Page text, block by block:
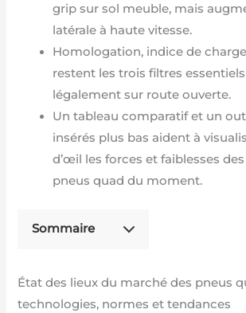
grip sur sol meuble, mais
latérale à haute vitesse.
Homologation, indice de
restent les trois filtres
légalement sur route ouverte.
Un tableau comparatif et un
insérés plus bas aident à
d’œil les forces et faiblesses
pneus quad du moment.
Sommaire
État des lieux du marché des pneus
technologies, normes et tendances